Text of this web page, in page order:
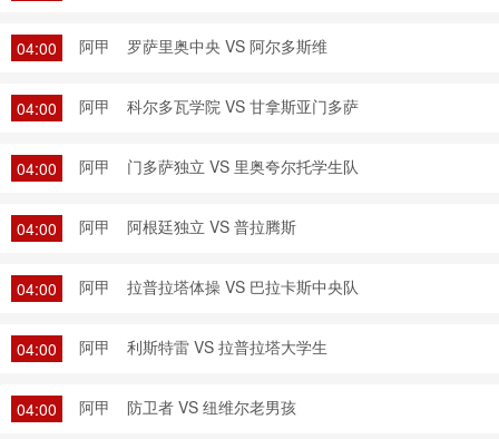
04:00 阿甲 罗萨里奥中央 VS 阿尔多斯维
04:00 阿甲 科尔多瓦学院 VS 甘拿斯亚门多萨
04:00 阿甲 门多萨独立 VS 里奥夸尔托学生队
04:00 阿甲 阿根廷独立 VS 普拉腾斯
04:00 阿甲 拉普拉塔体操 VS 巴拉卡斯中央队
04:00 阿甲 利斯特雷 VS 拉普拉塔大学生
04:00 阿甲 防卫者 VS 纽维尔老男孩